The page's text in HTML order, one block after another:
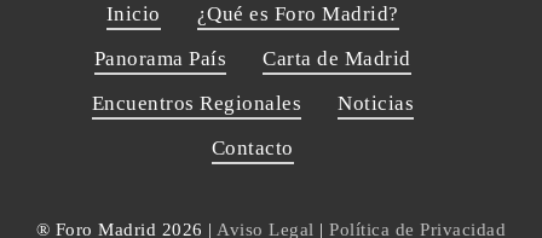
Inicio
¿Qué es Foro Madrid?
Panorama País
Carta de Madrid
Encuentros Regionales
Noticias
Contacto
® Foro Madrid 2026 | Aviso Legal |Política de Privacidad